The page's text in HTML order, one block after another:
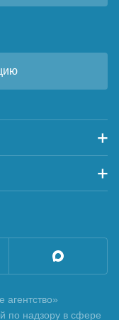
по надзору в сфере